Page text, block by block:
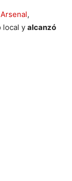
,
local y alcanzó